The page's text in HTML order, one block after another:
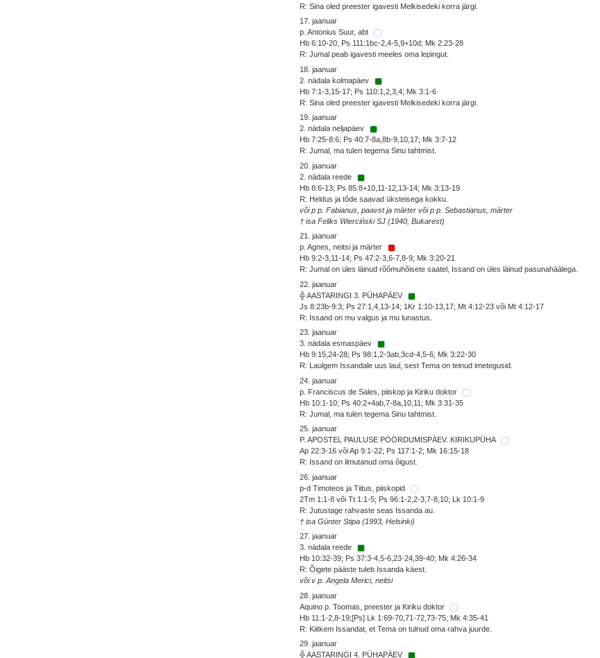
R: Sina oled preester igavesti Melkisedeki korra järgi.
17. jaanuar
p. Antonius Suur, abt
Hb 6:10-20; Ps 111:1bc-2,4-5,9+10d; Mk 2:23-28
R: Jumal peab igavesti meeles oma lepingut.
18. jaanuar
2. nädala kolmapäev
Hb 7:1-3,15-17; Ps 110:1,2,3,4; Mk 3:1-6
R: Sina oled preester igavesti Melkisedeki korra järgi.
19. jaanuar
2. nädala neljapäev
Hb 7:25-8:6; Ps 40:7-8a,8b-9,10,17; Mk 3:7-12
R: Jumal, ma tulen tegema Sinu tahtmist.
20. jaanuar
2. nädala reede
Hb 8:6-13; Ps 85:8+10,11-12,13-14; Mk 3:13-19
R: Heldus ja tõde saavad üksteisega kokku.
või p p. Fabianus, paavst ja märter või p p. Sebastianus, märter
† isa Feliks Wierciński SJ (1940, Bukarest)
21. jaanuar
p. Agnes, neitsi ja märter
Hb 9:2-3,11-14; Ps 47:2-3,6-7,8-9; Mk 3:20-21
R: Jumal on üles läinud rõõmuhõisete saatel, Issand on üles läinud pasunahäälega.
22. jaanuar
╬ AASTARINGI 3. PÜHAPÄEV
Js 8:23b-9:3; Ps 27:1,4,13-14; 1Kr 1:10-13,17; Mt 4:12-23 või Mt 4:12-17
R: Issand on mu valgus ja mu lunastus.
23. jaanuar
3. nädala esmaspäev
Hb 9:15,24-28; Ps 98:1,2-3ab,3cd-4,5-6; Mk 3:22-30
R: Laulgem Issandale uus laul, sest Tema on teinud imetegusid.
24. jaanuar
p. Franciscus de Sales, piiskop ja Kiriku doktor
Hb 10:1-10; Ps 40:2+4ab,7-8a,10,11; Mk 3:31-35
R: Jumal, ma tulen tegema Sinu tahtmist.
25. jaanuar
P. APOSTEL PAULUSE PÖÖRDUMISPÄEV. KIRIKUPÜHA
Ap 22:3-16 või Ap 9:1-22; Ps 117:1-2; Mk 16:15-18
R: Issand on ilmutanud oma õigust.
26. jaanuar
p-d Timoteos ja Tiitus, piiskopid
2Tm 1:1-8 või Tt 1:1-5; Ps 96:1-2,2-3,7-8,10; Lk 10:1-9
R: Jutustage rahvaste seas Issanda au.
† isa Günter Stipa (1993, Helsinki)
27. jaanuar
3. nädala reede
Hb 10:32-39; Ps 37:3-4,5-6,23-24,39-40; Mk 4:26-34
R: Õigete pääste tuleb Issanda käest.
või v p. Angela Merici, neitsi
28. jaanuar
Aquino p. Toomas, preester ja Kiriku doktor
Hb 11:1-2,8-19;[Ps] Lk 1:69-70,71-72,73-75; Mk 4:35-41
R: Kiitkem Issandat, et Tema on tulnud oma rahva juurde.
29. jaanuar
╬ AASTARINGI 4. PÜHAPÄEV